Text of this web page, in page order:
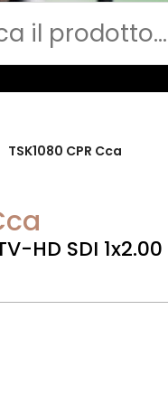
TSK1080 CPR Cca
HD SDI